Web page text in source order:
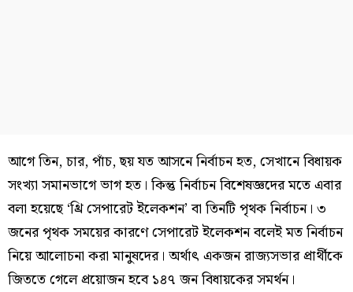
আগে তিন, চার, পাঁচ, ছয় যত আসনে নির্বাচন হত, সেখানে বিধায়ক
সংখ্যা সমানভাগে ভাগ হত। কিন্তু নির্বাচন বিশেষজ্ঞদের মতে এবার
বলা হয়েছে ‘থ্রি সেপারেট ইলেকশন’ বা তিনটি পৃথক নির্বাচন। ৩
জনের পৃথক সময়ের কারণে সেপারেট ইলেকশন বলেই মত নির্বাচন
নিয়ে আলোচনা করা মানুষদের। অর্থাৎ একজন রাজ্যসভার প্রার্থীকে
জিততে গেলে প্রয়োজন হবে ১৪৭ জন বিধায়কের সমর্থন।